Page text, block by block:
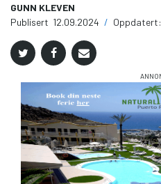
GUNN KLEVEN
Publisert 12.09.2024 / Oppdatert: